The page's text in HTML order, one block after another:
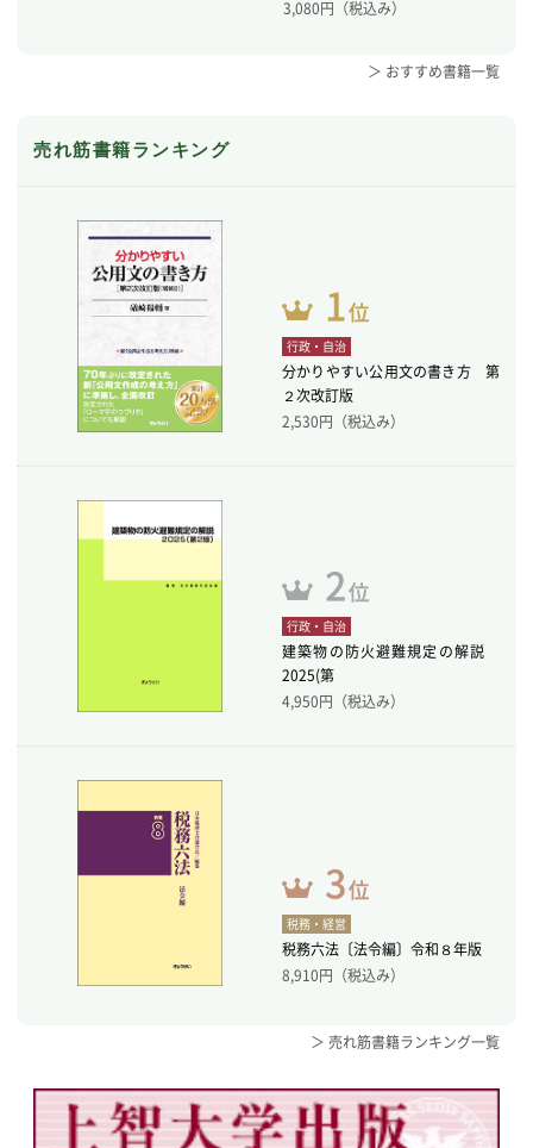
3,080円（税込み）
＞ おすすめ書籍一覧
売れ筋書籍ランキング
行政・自治
分かりやすい公用文の書き方 第
２次改訂版
2,530円（税込み）
行政・自治
建築物の防火避難規定の解説
2025(第
4,950円（税込み）
税務・経営
税務六法〔法令編〕令和８年版
8,910円（税込み）
＞ 売れ筋書籍ランキング一覧